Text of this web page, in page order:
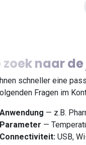
zoek naar
schneller eine
Fragen im
Anwendung — z.B.
Parameter —
Connectiviteit: USB,